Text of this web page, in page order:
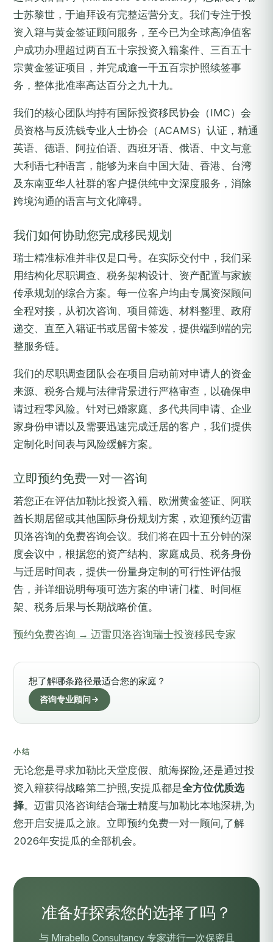
士苏黎世，于迪拜设有完整运营分支。我们专注于投
资入籍与黄金签证顾问服务，至今已为全球高净值客
户成功办理超过两百五十宗投资入籍案件、三百五十
宗黄金签证项目，并完成逾一千五百宗护照续签事
务，整体批准率高达百分之九十九。
我们的核心团队均持有国际投资移民协会（IMC）会
员资格与反洗钱专业人士协会（ACAMS）认证，精通
英语、德语、阿拉伯语、西班牙语、俄语、中文与意
大利语七种语言，能够为来自中国大陆、香港、台湾
及东南亚华人社群的客户提供纯中文深度服务，消除
跨境沟通的语言与文化障碍。
我们如何协助您完成移民规划
瑞士精准标准并非仅是口号。在实际交付中，我们采
用结构化尽职调查、税务架构设计、资产配置与家族
传承规划的综合方案。每一位客户均由专属资深顾问
全程对接，从初次咨询、项目筛选、材料整理、政府
递交、直至入籍证书或居留卡签发，提供端到端的完
整服务链。
我们的尽职调查团队会在项目启动前对申请人的资金
来源、税务合规与法律背景进行严格审查，以确保申
请过程零风险。针对已婚家庭、多代共同申请、企业
家身份申请以及需要迅速完成迁居的客户，我们提供
定制化时间表与风险缓解方案。
立即预约免费一对一咨询
若您正在评估加勒比投资入籍、欧洲黄金签证、阿联
酋长期居留或其他国际身份规划方案，欢迎预约迈雷
贝洛咨询的免费咨询会议。我们将在四十五分钟的深
度会议中，根据您的资产结构、家庭成员、税务身份
与迁居时间表，提供一份量身定制的可行性评估报
告，并详细说明每项可选方案的申请门槛、时间框
架、税务后果与长期战略价值。
预约免费咨询 → 迈雷贝洛咨询瑞士投资移民专家
想了解哪条路径最适合您的家庭？
咨询专业顾问
小结
无论您是寻求加勒比天堂度假、航海探险,还是通过投
资入籍获得战略第二护照,安提瓜都是全方位优质选
择。迈雷贝洛咨询结合瑞士精度与加勒比本地深耕,为
您开启安提瓜之旅。 立即预约免费一对一顾问,了解
2026年安提瓜的全部机会。
准备好探索您的选择了吗？
与 Mirabello Consultancy 专家进行一次保密且